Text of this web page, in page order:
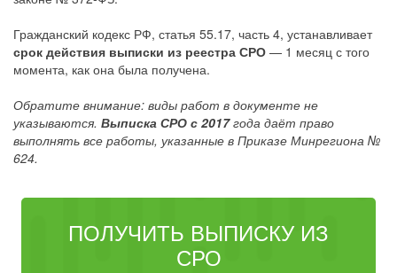
Гражданский кодекс РФ, статья 55.17, часть 4, устанавливает
срок действия выписки из реестра СРО — 1 месяц с того
момента, как она была получена.
Обратите внимание: виды работ в документе не
указываются. Выписка СРО с 2017года даёт право
выполнять все работы, указанные в Приказе Минрегиона №
624.
ПОЛУЧИТЬ ВЫПИСКУ ИЗ
СРО